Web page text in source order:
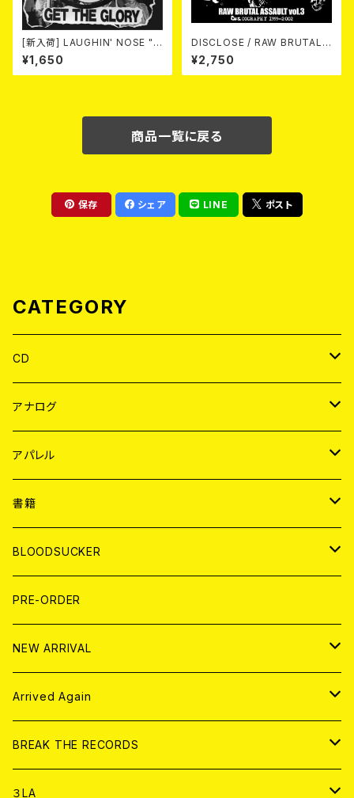
[新入荷] LAUGHIN' NOSE "G
ET THE GLORY" (CD)
¥1,650
DISCLOSE / RAW BRUTAL
ASSAULT Vol.3 : DISCOGR
APHY 1999-2002 (2xCD)
¥2,750
商品一覧に戻る
保存 シェア LINE ポスト
CATEGORY
CD
JAPAN
WORLD
アナログ
JAPAN
７EP
LP
WORLD
7EP
LP
アパレル
JAPAN
T-shirt
HOOD
WORLD
T-shirt
HOOD
書籍
MAGAZINE
BOLLOCKS
EL ZINE
写真集 (PHOTOBOOK)
BLOODSUCKER
CD
アナログ
アパレル
書籍
DIGITAL CONTENTS
PRE-ORDER
NEW ARRIVAL
CD
アナログ
Arrived Again
CD
アナログ
BREAK THE RECORDS
CD
３LA